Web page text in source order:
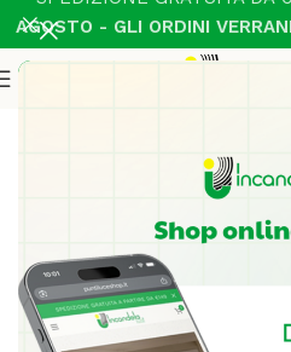
AGOSTO - GLI ORDINI